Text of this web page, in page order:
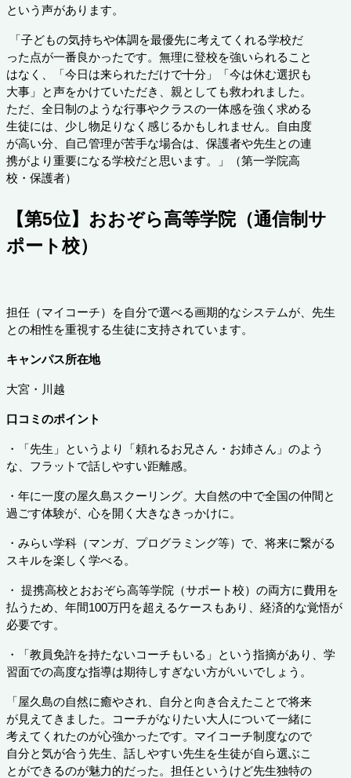
という声があります。
「子どもの気持ちや体調を最優先に考えてくれる学校だ
った点が一番良かったです。無理に登校を強いられること
はなく、「今日は来られただけで十分」「今は休む選択も
大事」と声をかけていただき、親としても救われました。
ただ、全日制のような行事やクラスの一体感を強く求める
生徒には、少し物足りなく感じるかもしれません。自由度
が高い分、自己管理が苦手な場合は、保護者や先生との連
携がより重要になる学校だと思います。
」（第一学院高
校・保護者）
【第5位】おおぞら高等学院（通信制サ
ポート校）
担任（マイコーチ）を自分で選べる画期的なシステムが、先生
との相性を重視する生徒に支持されています。
キャンパス所在地
大宮・川越
口コミのポイント
・「先生」というより「頼れるお兄さん・お姉さん」のよう
な、フラットで話しやすい距離感。
・年に一度の屋久島スクーリング。大自然の中で全国の仲間と
過ごす体験が、心を開く大きなきっかけに。
・みらい学科（マンガ、プログラミング等）で、将来に繋がる
スキルを楽しく学べる。
・ 提携高校とおおぞら高等学院（サポート校）の両方に費用を
払うため、年間100万円を超えるケースもあり、経済的な覚悟が
必要です。
・「教員免許を持たないコーチもいる」という指摘があり、学
習面での高度な指導は期待しすぎない方がいいでしょう。
「屋久島の自然に癒やされ、自分と向き合えたことで将来
が見えてきました。コーチがなりたい大人について一緒に
考えてくれたのが心強かったです。マイコーチ制度なので
自分と気が合う先生、話しやすい先生を生徒が自ら選ぶこ
とができるのが魅力的だった。担任というけど先生独特の